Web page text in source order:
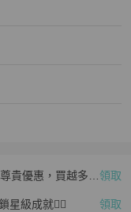
貴優惠，買越多、 領取
星級成就👆🏻 領取